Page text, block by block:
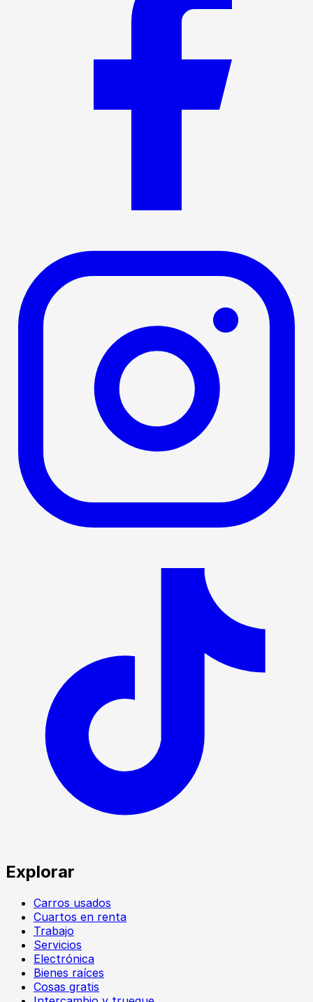
Explorar
Carros usados
Cuartos en renta
Trabajo
Servicios
Electrónica
Bienes raíces
Cosas gratis